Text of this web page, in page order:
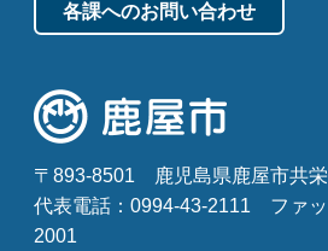
各課へのお問い合わせ
〒893-8501
鹿児島県鹿屋市共
代表電話：0994-43-2111
ファ
2001